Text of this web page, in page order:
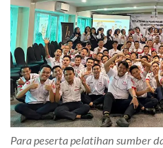
Para peserta pelatihan sumber